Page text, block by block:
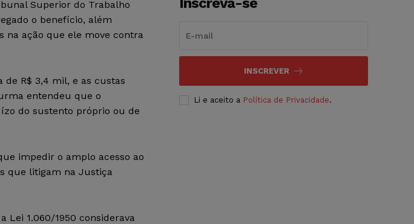
Superior do Trabalho
o benefício, além
na ação que ele move contra
R$ 3,4 mil, e as custas
entendeu que o
do sustento próprio ou de
impedir o amplo acesso ao
que litigam na Justiça
Lei 1.060/1950 considerava
INSCREVER
Li e aceito a Política de Privacidade.